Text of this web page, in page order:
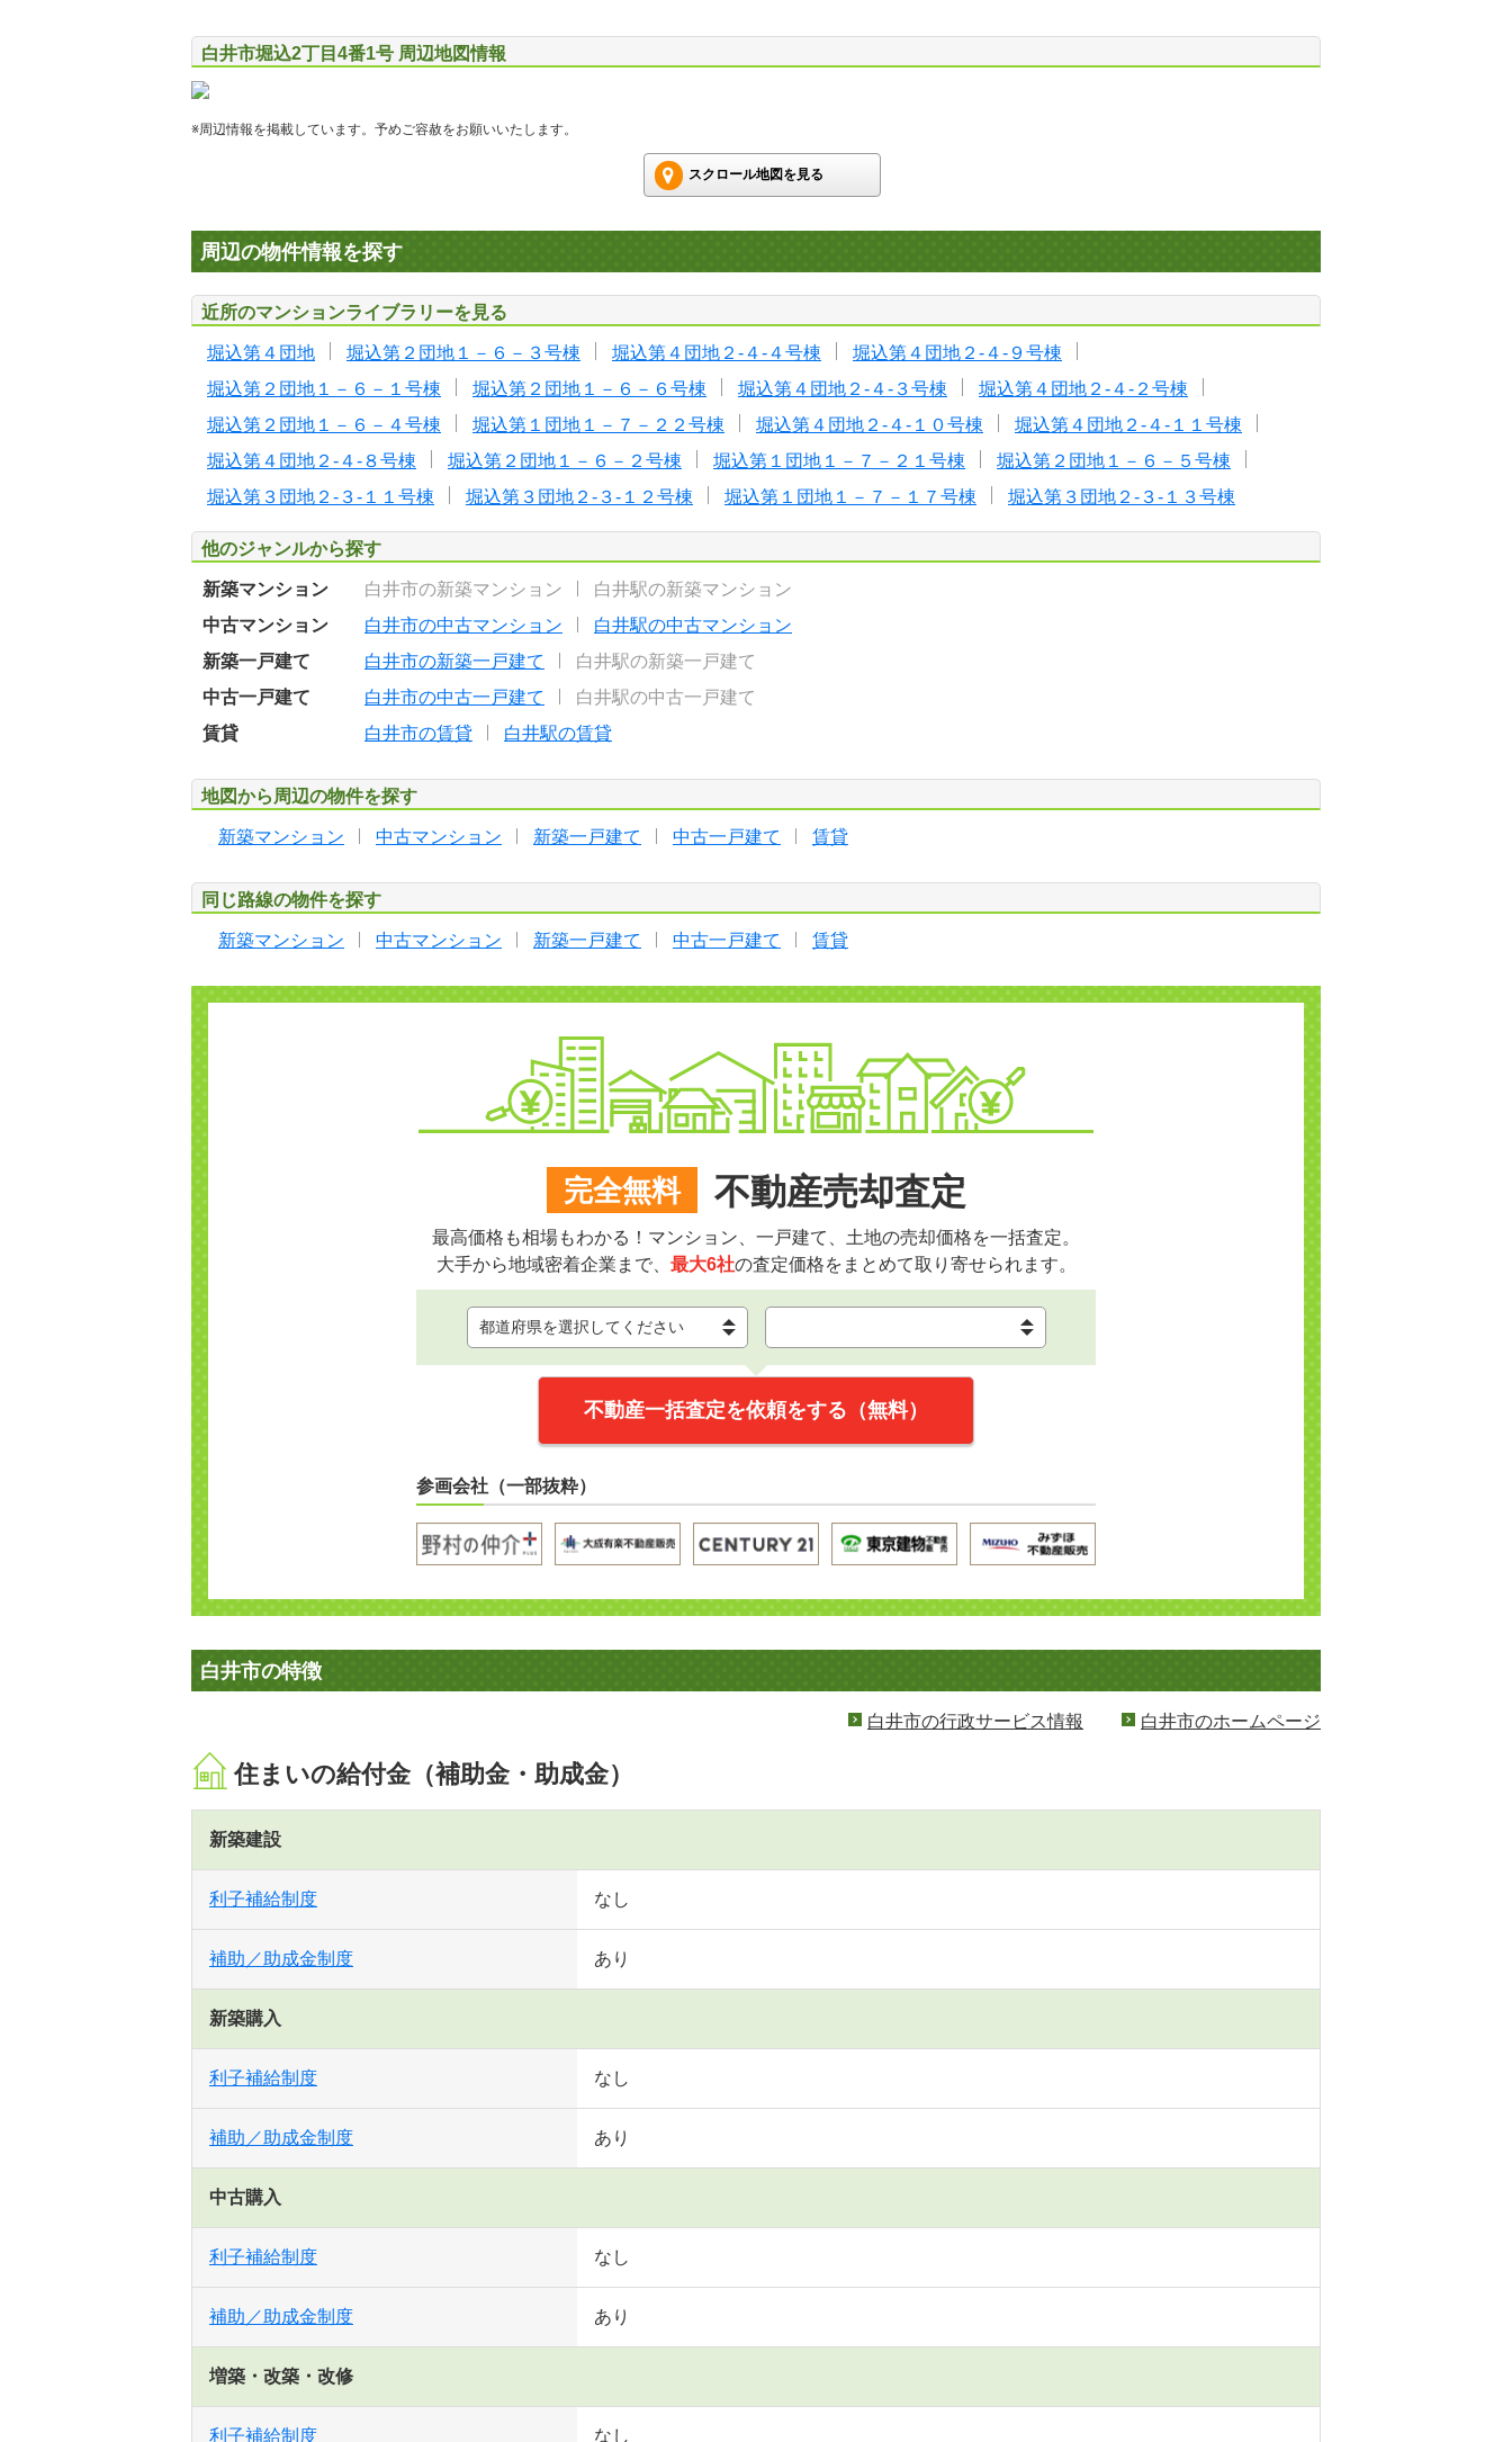
白井市堀込2丁目4番1号 周辺地図情報
※周辺情報を掲載しています。予めご容赦をお願いいたします。
スクロール地図を見る
周辺の物件情報を探す
近所のマンションライブラリーを見る
堀込第４団地 堀込第２団地１－６－３号棟 堀込第４団地２-４-４号棟
堀込第４団地２-４-９号棟
堀込第２団地１－６－１号棟
堀込第２団地１－６－６号棟 堀込第４団地２-４-３号棟
堀込第４団地２-４-２号棟
堀込第２団地１－６－４号棟
堀込第１団地１－７－２２号棟 堀込第４団地２-４-１０号棟
堀込第４団地２-４-１１号棟
堀込第４団地２-４-８号棟
堀込第２団地１－６－２号棟 堀込第１団地１－７－２１号棟
堀込第２団地１－６－５号棟
堀込第３団地２-３-１１号棟
堀込第３団地２-３-１２号棟 堀込第１団地１－７－１７号棟 堀込第３団地２-３-１３号棟
他のジャンルから探す
新築マンション 白井市の新築マンション
白井駅の新築マンション
中古マンション
白井市の中古マンション
白井駅の中古マンション
新築一戸建て
白井市の新築一戸建て
白井駅の新築一戸建て
中古一戸建て
白井市の中古一戸建て
白井駅の中古一戸建て
賃貸
白井市の賃貸 白井駅の賃貸
地図から周辺の物件を探す
新築マンション 中古マンション 新築一戸建て 中古一戸建て 賃貸
同じ路線の物件を探す
新築マンション 中古マンション 新築一戸建て 中古一戸建て 賃貸
完全無料 不動産売却査定
最高価格も相場もわかる！マンション、一戸建て、土地の売却価格を一括査定。
大手から地域密着企業まで、 最大6社の査定価格をまとめて取り寄せられます。
不動産一括査定を依頼をする（無料）
参画会社（一部抜粋）
白井市の特徴
白井市の行政サービス情報 白井市のホームページ
住まいの給付金（補助金・助成金）
新築建設
利子補給制度 なし
補助／助成金制度 あり
新築購入
利子補給制度 なし
補助／助成金制度 あり
中古購入
利子補給制度 なし
補助／助成金制度 あり
増築・改築・改修
利子補給制度 なし